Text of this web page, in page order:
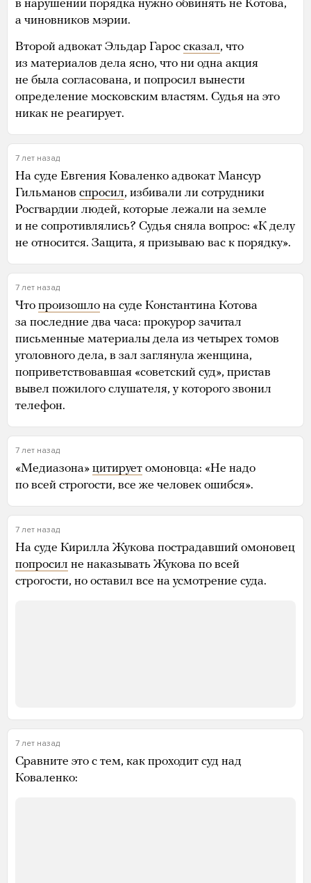
в нарушении порядка нужно обвинять не Котова,
а чиновников мэрии.
Второй адвокат Эльдар Гарос сказал, что
из материалов дела ясно, что ни одна акция
не была согласована, и попросил вынести
определение московским властям. Судья на это
никак не реагирует.
7 лет назад
На суде Евгения Коваленко адвокат Мансур
Гильманов спросил, избивали ли сотрудники
Росгвардии людей, которые лежали на земле
и не сопротивлялись? Судья сняла вопрос: «К делу
не относится. Защита, я призываю вас к порядку».
7 лет назад
Что произошло на суде Константина Котова
за последние два часа: прокурор зачитал
письменные материалы дела из четырех томов
уголовного дела, в зал заглянула женщина,
поприветствовавшая «советский суд», пристав
вывел пожилого слушателя, у которого звонил
телефон.
7 лет назад
«Медиазона» цитирует омоновца: «Не надо
по всей строгости, все же человек ошибся».
7 лет назад
На суде Кирилла Жукова пострадавший омоновец
попросил не наказывать Жукова по всей
строгости, но оставил все на усмотрение суда.
7 лет назад
Сравните это с тем, как проходит суд над
Коваленко: